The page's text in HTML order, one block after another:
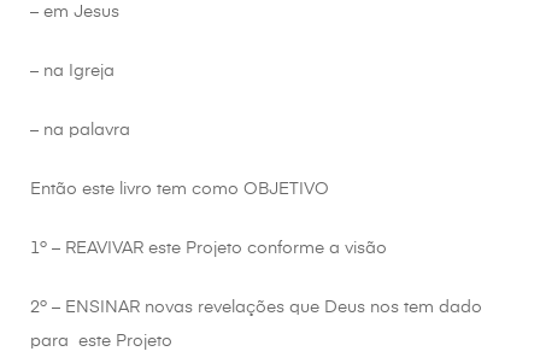
– em Jesus
– na Igreja
– na palavra
Então este livro tem como OBJETIVO
1º – REAVIVAR este Projeto conforme a visão
2º – ENSINAR novas revelações que Deus nos tem dado
para este Projeto